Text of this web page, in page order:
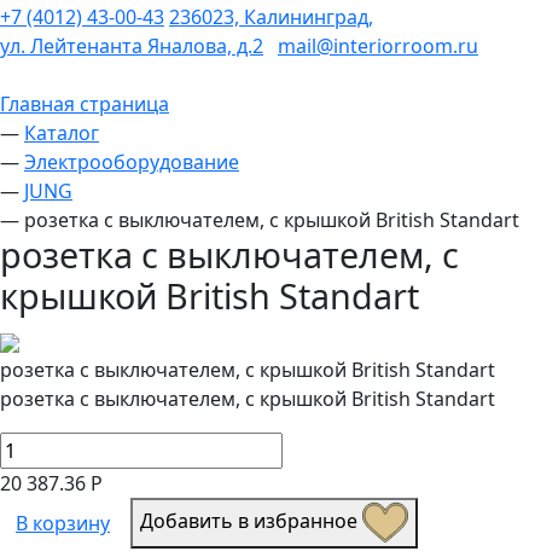
+7 (4012) 43-00-43236023, Калининград,
ул. Лейтенанта Яналова, д.2 mail@interiorroom.ru
Главная страница
— Каталог
—Электрооборудование
— JUNG
— розетка с выключателем, с крышкой British Standart
розетка с выключателем, с
крышкой British Standart
розетка с выключателем, с крышкой British Standart
розетка с выключателем, с крышкой British Standart
20 387.36 Р
В корзину
Добавить в избранное